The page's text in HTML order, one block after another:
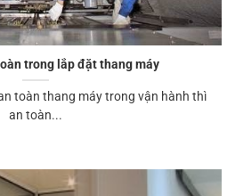
trong lắp đặt thang máy
toàn thang máy trong vận hành thì
an toàn...